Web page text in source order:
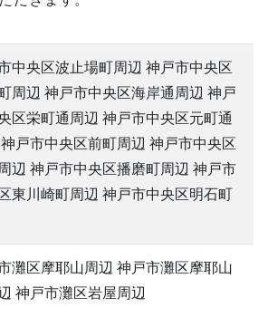
中央区波止場町周辺 神戸市中央区
周辺 神戸市中央区海岸通周辺 神戸
区栄町通周辺 神戸市中央区元町通
戸市中央区前町周辺 神戸市中央区
辺 神戸市中央区播磨町周辺 神戸市
東川崎町周辺 神戸市中央区明石町
灘区摩耶山周辺 神戸市灘区摩耶山
神戸市灘区岩屋周辺